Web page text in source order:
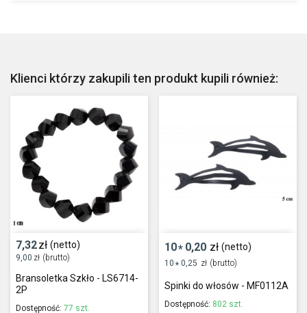
Klienci którzy zakupili ten produkt kupili również:
7,32zł (netto)
9,00 zł (brutto)
Bransoletka Szkło - LS6714-
2P
Dostępność: 77 szt.
10* 0,20 zł (netto)
10 * 0,25 zł (brutto)
Spinki do włosów - MF0112A
Dostępność: 802 szt.